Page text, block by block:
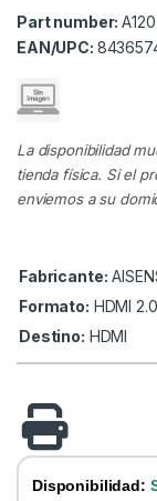
Part number:
EAN/UPC:
La disponibilidad
tienda física. Si el
enviemos a su
Fabricante:
Formato: HDMI
Destino: HDMI
Disponibilidad: